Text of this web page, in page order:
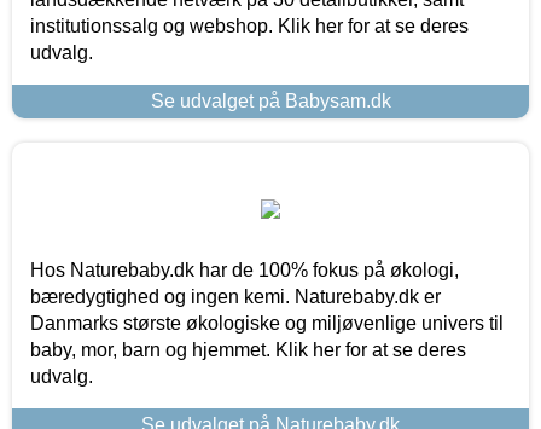
institutionssalg og webshop. Klik her for at se deres
udvalg.
Se udvalget på Babysam.dk
Hos Naturebaby.dk har de 100% fokus på økologi,
bæredygtighed og ingen kemi. Naturebaby.dk er
Danmarks største økologiske og miljøvenlige univers til
baby, mor, barn og hjemmet. Klik her for at se deres
udvalg.
Se udvalget på Naturebaby.dk